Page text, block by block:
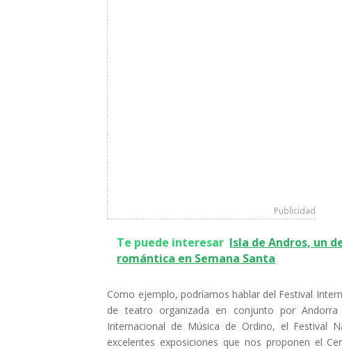
Publicidad
Te puede interesar Isla de Andros, un
romántica en Semana Santa
Como ejemplo, podríamos hablar del Festival
de teatro organizada en conjunto por
Internacional de Música de Ordino, el Festival
excelentes exposiciones que nos proponen el